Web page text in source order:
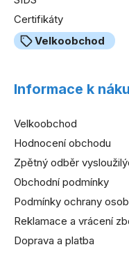
Certifikáty
Velkoobchod
Informace k
Velkoobchod
Hodnocení obchodu
Zpětný odběr
Obchodní podmínky
Podmínky ochrany
Reklamace a vrácení
Doprava a platba